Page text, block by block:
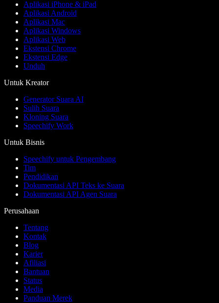
Aplikasi iPhone & iPad
Aplikasi Android
Aplikasi Mac
Aplikasi Windows
Aplikasi Web
Ekstensi Chrome
Ekstensi Edge
Unduh
Untuk Kreator
Generator Suara AI
Sulih Suara
Kloning Suara
Speechify Work
Untuk Bisnis
Speechify untuk Pengembang
Tim
Pendidikan
Dokumentasi API Teks ke Suara
Dokumentasi API Agen Suara
Perusahaan
Tentang
Kontak
Blog
Karier
Afiliasi
Bantuan
Status
Media
Panduan Merek